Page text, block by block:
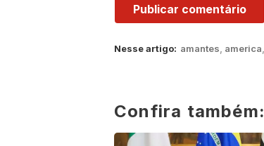
Nesse artigo: amantes america
Confira também: